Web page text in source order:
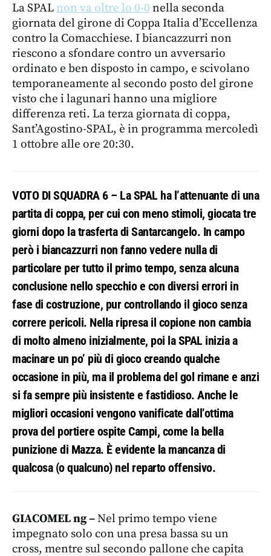
La SPAL non va oltre lo 0-0 nella seconda
giornata del girone di Coppa Italia d’Eccellenza
contro la Comacchiese. I biancazzurri non
riescono a sfondare contro un avversario
ordinato e ben disposto in campo, e scivolano
temporaneamente al secondo posto del girone
visto che i lagunari hanno una migliore
differenza reti. La terza giornata di coppa,
Sant’Agostino-SPAL, è in programma mercoledì
1 ottobre alle ore 20:30.
VOTO DI SQUADRA 6 – La SPAL ha l’attenuante di una
partita di coppa, per cui con meno stimoli, giocata tre
giorni dopo la trasferta di Santarcangelo. In campo
però i biancazzurri non fanno vedere nulla di
particolare per tutto il primo tempo, senza alcuna
conclusione nello specchio e con diversi errori in
fase di costruzione, pur controllando il gioco senza
correre pericoli. Nella ripresa il copione non cambia
di molto almeno inizialmente, poi la SPAL inizia a
macinare un po’ più di gioco creando qualche
occasione in più, ma il problema del gol rimane e anzi
si fa sempre più insistente e fastidioso. Anche le
migliori occasioni vengono vanificate dall’ottima
prova del portiere ospite Campi, come la bella
punizione di Mazza. È evidente la mancanza di
qualcosa (o qualcuno) nel reparto offensivo.
GIACOMEL ng –Nel primo tempo viene
impegnato solo con una presa bassa su un
cross, mentre sul secondo pallone che capita